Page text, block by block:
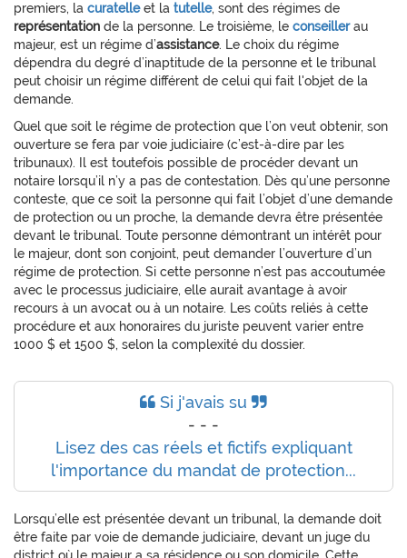
premiers, la curatelleet la tutelle, sont des régimes de
représentation de la personne. Le troisième, le conseillerau
majeur, est un régime d’assistance. Le choix du régime
dépendra du degré d’inaptitude de la personne et le tribunal
peut choisir un régime différent de celui qui fait l'objet de la
demande.
Quel que soit le régime de protection que l’on veut obtenir, son
ouverture se fera par voie judiciaire (c’est-à-dire par les
tribunaux). Il est toutefois possible de procéder devant un
notaire lorsqu’il n’y a pas de contestation. Dès qu’une personne
conteste, que ce soit la personne qui fait l’objet d’une demande
de protection ou un proche, la demande devra être présentée
devant le tribunal. Toute personne démontrant un intérêt pour
le majeur, dont son conjoint, peut demander l’ouverture d’un
régime de protection. Si cette personne n’est pas accoutumée
avec le processus judiciaire, elle aurait avantage à avoir
recours à un avocat ou à un notaire. Les coûts reliés à cette
procédure et aux honoraires du juriste peuvent varier entre
1000 $ et 1500 $, selon la complexité du dossier.
Si j'avais su
- - -
Lisez des cas réels et fictifs expliquant
l'importance du mandat de protection...
Lorsqu’elle est présentée devant un tribunal, la demande doit
être faite par voie de demande judiciaire, devant un juge du